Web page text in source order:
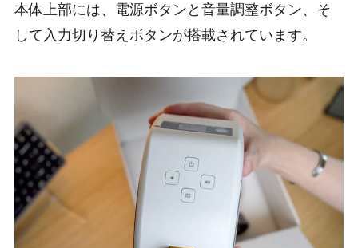
本体上部には、電源ボタンと音量調整ボタン、そ
して入力切り替えボタンが搭載されています。